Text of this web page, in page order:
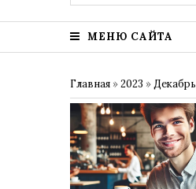
МЕНЮ САЙТА
Главная »2023 »Декабрь